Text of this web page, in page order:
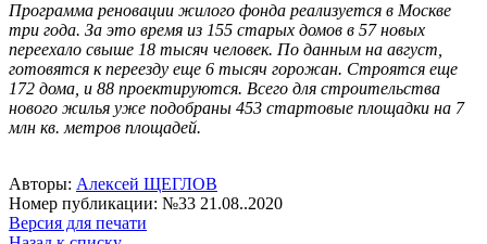
Программа реновации жилого фонда реализуется в Москве
три года. За это время из 155 старых домов в 57 новых
переехало свыше 18 тысяч человек. По данным на август,
готовятся к переезду еще 6 тысяч горожан. Строятся еще
172 дома, и 88 проектируются. Всего для строительства
нового жилья уже подобраны 453 стартовые площадки на 7
млн кв. метров площадей.
Авторы: Алексей ЩЕГЛОВ
Номер публикации: №33 21.08..2020
Версия для печати